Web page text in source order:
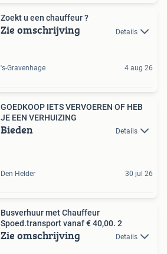
Zoekt u een chauffeur ?
Zie omschrijving Details
's-Gravenhage 4 aug 26
GOEDKOOP IETS VERVOEREN OF HEB
JE EEN VERHUIZING
Bieden Details
Den Helder 30 jul 26
Busverhuur met Chauffeur
Spoed.transport vanaf € 40,00. 2
Zie omschrijving Details